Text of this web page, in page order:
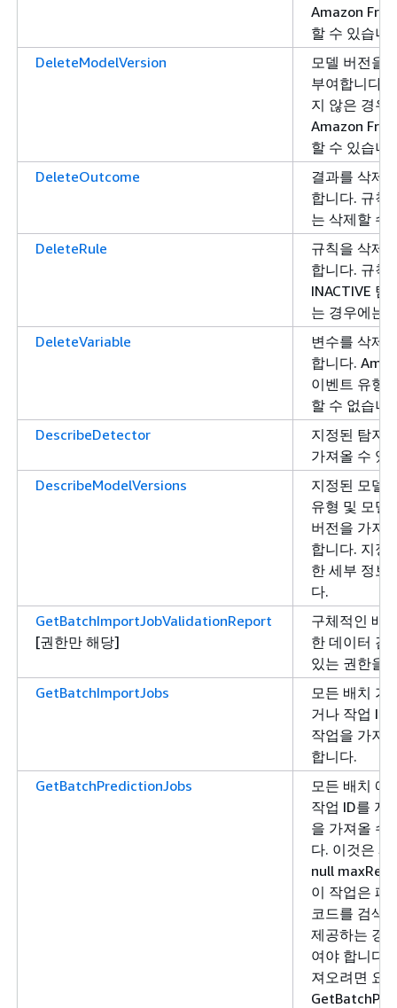
Amazon
할 수 있습니
DeleteModelVersion
모델 버전을
부여합니다.
지 않은 경우
Amazon
할 수 있습니
DeleteOutcome
결과를 삭제
합니다. 규칙
는 삭제할 수
DeleteRule
규칙을 삭제
합니다. 규칙
INACTIVE
는 경우에는
DeleteVariable
변수를 삭제
합니다.
이벤트 유형
할 수 없습니
DescribeDetector
지정된 탐지
가져올 수 있
DescribeModelVersions
지정된 모델
유형 및 모델
버전을 가져
합니다. 지정
한 세부 정보
다.
GetBatchImportJobValidationReport
[권한만 해당]
구체적인 배
한 데이터 검
있는 권한을
GetBatchImportJobs
모든 배치 가
거나 작업 ID
작업을 가져
합니다.
GetBatchPredictionJobs
모든 배치 예
작업 ID를 지
을 가져올 수
다. 이것은
null
이 작업은 페
코드를 검색
제공하는 경
여야 합니다.
져오려면 요